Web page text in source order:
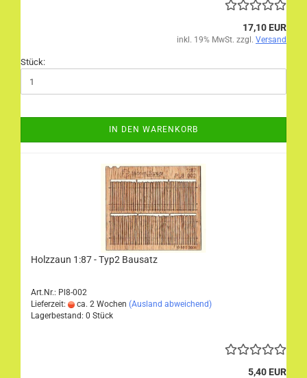
17,10 EUR
inkl. 19% MwSt. zzgl. Versand
Stück:
IN DEN WARENKORB
Holzzaun 1:87 - Typ2 Bausatz
Art.Nr.: Pl8-002
Lieferzeit:
ca. 2 Wochen (Ausland abweichend)
Lagerbestand: 0 Stück
5,40 EUR